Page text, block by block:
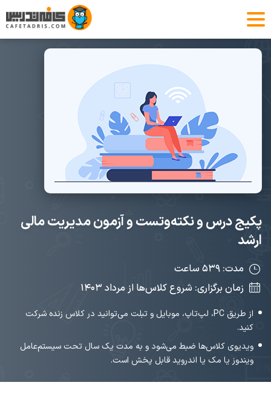
پکیج درس و نکته‌وتست و آزمون مدیریت مالی
ارشد
مدت: ۵۳۹ ساعت
زمان برگزاری: شروع کلاس‌ها از مرداد ۱۴۰۳
از طریق PC، لپ‌تاپ، موبایل و تبلت می‌توانید در کلاس زنده شرکت
کنید.
ویدیوی کلاس‌ها ضبط می‌شود و به مدت یک سال تحت سیستم‌عامل
ویندوز یا مک یا اندروید قابل پخش است.